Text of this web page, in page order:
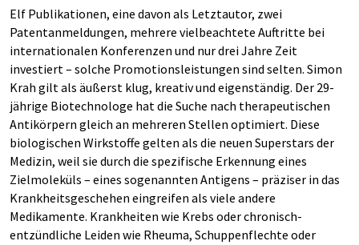
Elf Publikationen, eine davon als Letztautor, zwei
Patentanmeldungen, mehrere vielbeachtete Auftritte bei
internationalen Konferenzen und nur drei Jahre Zeit
investiert – solche Promotionsleistungen sind selten. Simon
Krah gilt als äußerst klug, kreativ und eigenständig. Der 29-
jährige Biotechnologe hat die Suche nach therapeutischen
Antikörpern gleich an mehreren Stellen optimiert. Diese
biologischen Wirkstoffe gelten als die neuen Superstars der
Medizin, weil sie durch die spezifische Erkennung eines
Zielmoleküls – eines sogenannten Antigens – präziser in das
Krankheitsgeschehen eingreifen als viele andere
Medikamente. Krankheiten wie Krebs oder chronisch-
entzündliche Leiden wie Rheuma, Schuppenflechte oder